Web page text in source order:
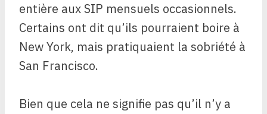
entière aux SIP mensuels occasionnels.
Certains ont dit qu’ils pourraient boire à
New York, mais pratiquaient la sobriété à
San Francisco.
Bien que cela ne signifie pas qu’il n’y a